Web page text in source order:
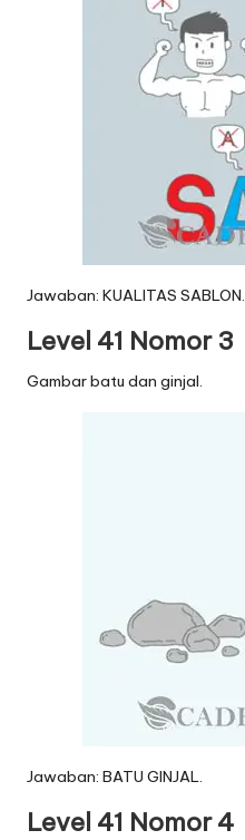
Jawaban: KUALITAS SABLON.
Level 41 Nomor 3
Gambar batu dan ginjal.
Jawaban: BATU GINJAL.
Level 41 Nomor 4